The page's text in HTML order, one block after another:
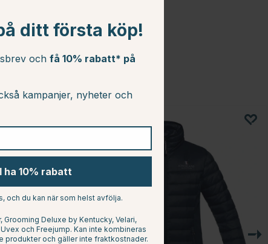
ditt första köp!
och få 10% rabatt* på
kampanjer, nyheter och
ha 10% rabatt
och du kan när som helst avfölja.
Deluxe by Kentucky, Velari,
och Freejump. Kan inte kombineras
produkter och gäller inte fraktkostnader.